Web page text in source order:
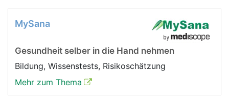
MySana
Gesundheit selber in die Hand nehmen
Bildung, Wissenstests, Risikoschätzung
Mehr zum Thema